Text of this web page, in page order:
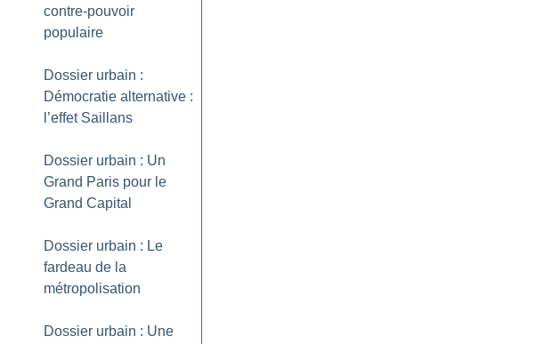
contre-pouvoir
populaire
Dossier urbain :
Démocratie alternative :
l’effet Saillans
Dossier urbain : Un
Grand Paris pour le
Grand Capital
Dossier urbain : Le
fardeau de la
métropolisation
Dossier urbain : Une